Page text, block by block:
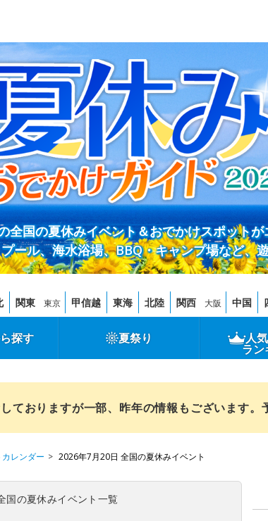
全国の夏休みイベント＆おでかけスポット
ール、海水浴場、BBQ・キャンプ場など、
関東 東京 甲信越 東海 北陸 関西 大阪 中国
探す 夏祭り 人
ラン
ておりますが一部、昨年の情報もございます。
レンダー 2026年7月20日 全国の夏休みイベント
国の夏休みイベント一覧